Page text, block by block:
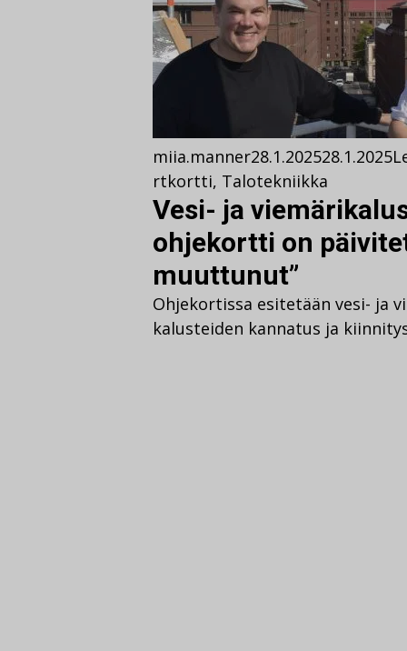
miia.manner28.1.202528.1.2025
rtkortti, Talotekniikka
Vesi- ja
ohjekortti on
muuttunut”
Ohjekortissa esitetään vesi- ja
kalusteiden kannatus ja